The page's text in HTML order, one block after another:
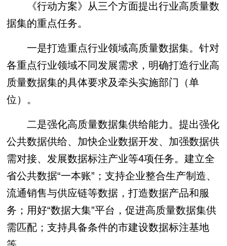
《行动方案》从三个方面提出行业高质量数
据集的重点任务。
一是打造重点行业领域高质量数据集。针对
各重点行业领域不同发展需求，明确打造行业高
质量数据集的具体要求及牵头实施部门（单
位）。
二是强化高质量数据集供给能力。提出强化
公共数据供给、加快企业数据开发、加强数据供
需对接、发展数据标注产业等4项任务。建立全
省公共数据“一本账”；支持企业整合生产制造、
流通销售与供应链等数据，打造数据产品和服
务；用好“数据大集”平台，促进高质量数据集供
需匹配；支持具备条件的市建设数据标注基地